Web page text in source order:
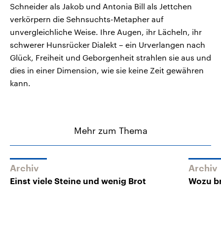
Schneider als Jakob und Antonia Bill als Jettchen
verkörpern die Sehnsuchts-Metapher auf
unvergleichliche Weise. Ihre Augen, ihr Lächeln, ihr
schwerer Hunsrücker Dialekt – ein Urverlangen nach
Glück, Freiheit und Geborgenheit strahlen sie aus und
dies in einer Dimension, wie sie keine Zeit gewähren
kann.
Mehr zum Thema
Archiv
Einst viele Steine und wenig Brot
Archiv
Wozu